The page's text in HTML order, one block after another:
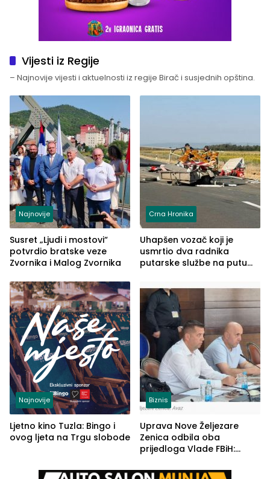
Vijesti iz Regije
– Najnovije vijesti i aktuelnosti iz regije Birač i susjednih opština.
Najnovije
Susret „Ljudi i mostovi“
potvrdio bratske veze
Zvornika i Malog Zvornika
Crna Hronika
Uhapšen vozač koji je
usmrtio dva radnika
putarske službe na putu
(FOTO)
Najnovije
Ljetno kino Tuzla: Bingo i
ovog ljeta na Trgu slobode
Biznis
Uprava Nove Željezare
Zenica odbila oba
prijedloga Vlade FBiH:
rješenje